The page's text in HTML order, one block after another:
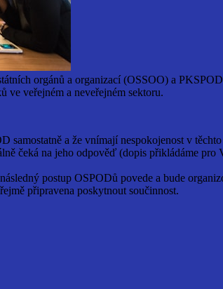
orgánů a organizací (OSSOO) a
veřejném a neveřejném sektoru.
a že vnímají nespokojenost v těchto
čeká na jeho odpověď (dopis přikládáme pro
postup OSPODů povede a bude
připravena poskytnout součinnost.